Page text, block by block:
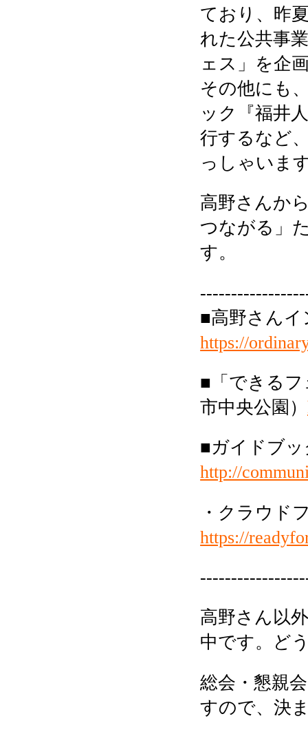
ており、 昨
れた公共事
ェス」を企
その他にも
ック『福井
行するなど
っしゃいま
高野さんか
つながる」
す。
■高野さん
https://
■「できるフ
市中央公園）
■ガイドブ
http://
・クラウド
https://
高野さん以
中です。
ど
総会・懇親
すので、決